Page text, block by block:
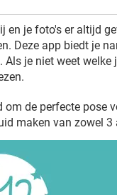
en je foto's er altijd
Deze app biedt je
je niet weet welke
de perfecte pose
maken van zowel 3